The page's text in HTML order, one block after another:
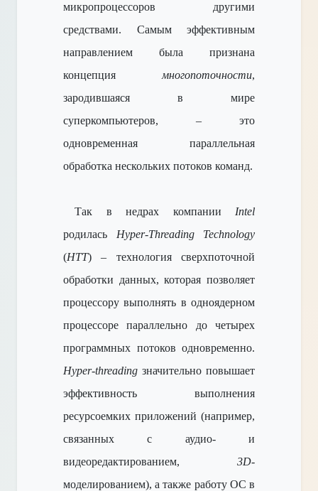
микропроцессоров другими
средствами. Самым эффективным
направлением была признана
концепция многопоточности,
зародившаяся в мире
суперкомпьютеров, – это
одновременная параллельная
обработка нескольких потоков команд.
Так в недрах компании Intel
родилась Hyper-Threading Technology
(HTT) – технология сверхпоточной
обработки данных, которая позволяет
процессору выполнять в одноядерном
процессоре параллельно до четырех
программных потоков одновременно.
Hyper-threading значительно повышает
эффективность выполнения
ресурсоемких приложений (например,
связанных с аудио- и
видеоредактированием, 3D-
моделированием), а также работу ОС в